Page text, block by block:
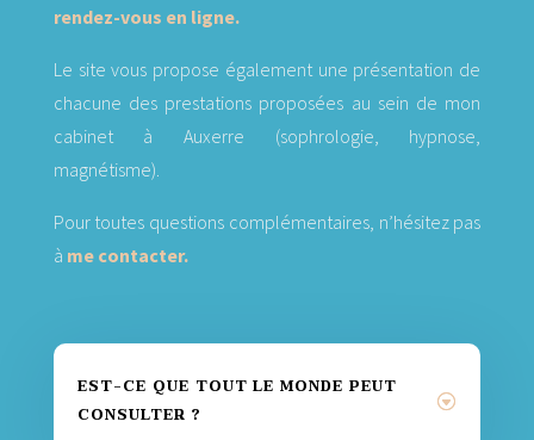
rendez-vous en ligne.
Le site vous propose également une présentation de
chacune des prestations proposées au sein de mon
cabinet à Auxerre (sophrologie, hypnose,
magnétisme).
Pour toutes questions complémentaires, n’hésitez pas
à me contacter.
EST-CE QUE TOUT LE MONDE PEUT
CONSULTER ?